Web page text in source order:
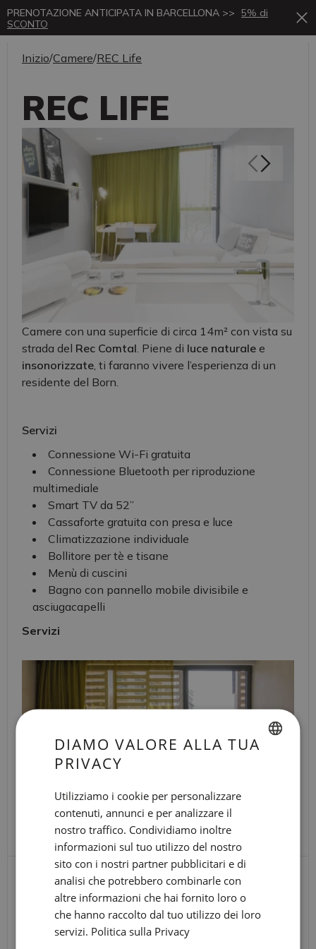
PRENOTAZIONE ANTICIPATA IN BARCELLONA >> 5% di
SCONTO
Inizio/Camere/REC Life
REC LIFE
Camere con una superficie di circa 14m² con vista su
strada del Rec Comtal . Piene di luce naturale e
insonorizzate , ti faranno vivere l’esperienza di un
residente del Born.
Servizi
Connessione Wi-Fi gratuita
Connessione Bluetooth per riproduzione
multimediale
Smart TV da 52’’
Cassaforte gratuita con presa e luce
Climatizzazione individuale
Bollitore per tè e tisane
Menù di cuscini
Bagno con pannello mobile divisibile e
asciugacapelli
Servizi
viaggio
ARRIVO
PARTENZA
FRENCH
ITALIAN
RUSSIAN
DIAMO VALORE ALLA TUA
PRIVACY
Utilizziamo i cookie per personalizzare
contenuti, annunci e per analizzare il
nostro traffico. Condividiamo inoltre
informazioni sul tuo utilizzo del nostro
sito con i nostri partner pubblicitari e di
analisi che potrebbero combinarle con
altre informazioni che hai fornito loro o
che hanno raccolto dal tuo utilizzo dei loro
servizi. Politica sulla Privacy